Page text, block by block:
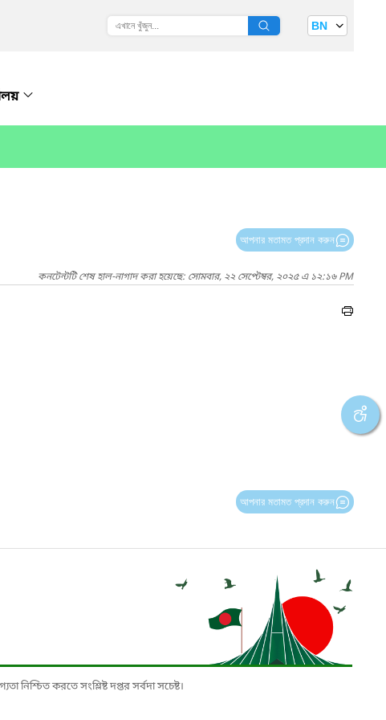
BN
আপনার মতামত প্রদান করুন
কনটেন্টটি শেষ হাল-নাগাদ করা হয়েছে: সোমবার, ২২ সেপ্টেম্বর, ২০২৫ এ ১২:১৬ PM
আপনার মতামত প্রদান করুন
নিশ্চিত করতে সংশ্লিষ্ট দপ্তর সর্বদা সচেষ্ট।